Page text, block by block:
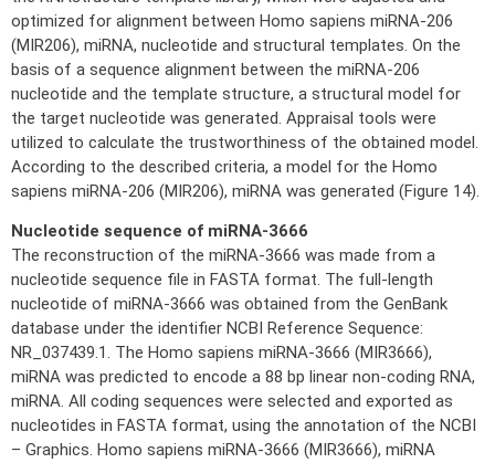
optimized for alignment between Homo sapiens miRNA-206
(MIR206), miRNA, nucleotide and structural templates. On the
basis of a sequence alignment between the miRNA-206
nucleotide and the template structure, a structural model for
the target nucleotide was generated. Appraisal tools were
utilized to calculate the trustworthiness of the obtained model.
According to the described criteria, a model for the Homo
sapiens miRNA-206 (MIR206), miRNA was generated (Figure 14).
Nucleotide sequence of miRNA-3666
The reconstruction of the miRNA-3666 was made from a
nucleotide sequence file in FASTA format. The full-length
nucleotide of miRNA-3666 was obtained from the GenBank
database under the identifier NCBI Reference Sequence:
NR_037439.1. The Homo sapiens miRNA-3666 (MIR3666),
miRNA was predicted to encode a 88 bp linear non-coding RNA,
miRNA. All coding sequences were selected and exported as
nucleotides in FASTA format, using the annotation of the NCBI
– Graphics. Homo sapiens miRNA-3666 (MIR3666), miRNA